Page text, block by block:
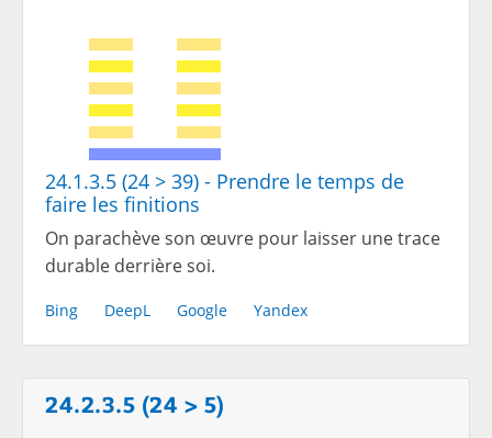
24.1.3.5 (24 > 39) - Prendre le temps de
faire les finitions
On parachève son œuvre pour laisser une trace
durable derrière soi.
Bing DeepL Google Yandex
24.2.3.5 (24 > 5)